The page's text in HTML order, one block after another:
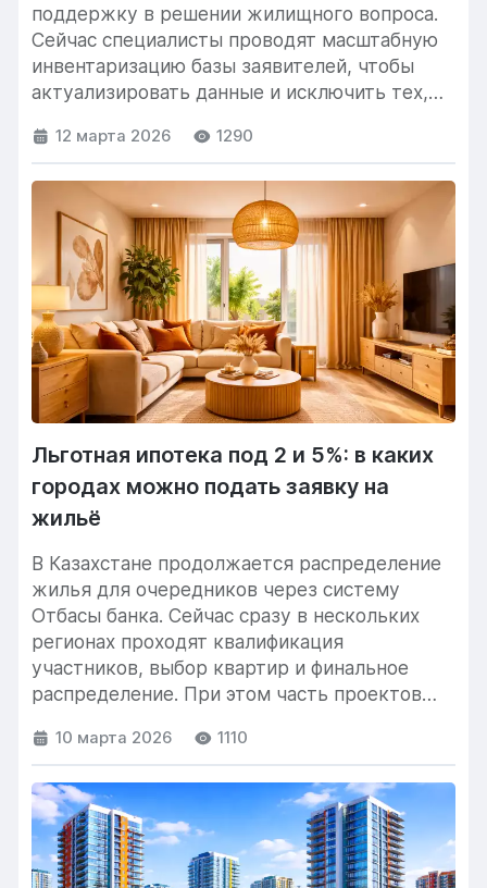
поддержку в решении жилищного вопроса.
Сейчас специалисты проводят масштабную
инвентаризацию базы заявителей, чтобы
актуализировать данные и исключить тех,
требованиям....
12 марта 2026 1290
Льготная ипотека под 2 и 5%: в каких
городах можно подать заявку на
жильё
В Казахстане продолжается распределение
жилья для очередников через систему
Отбасы банка. Сейчас сразу в нескольких
регионах проходят квалификация
участников, выбор квартир и финальное
распределение. При этом часть проектов
10 марта 2026 1110